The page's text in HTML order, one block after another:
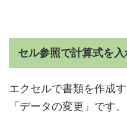
セル参照で計算式を
エクセルで書類を作成
「データの変更」です。